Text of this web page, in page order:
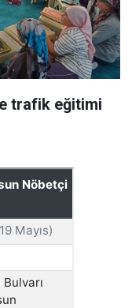
trafik eğitimi